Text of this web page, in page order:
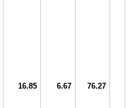
16.85 6.67 76.27